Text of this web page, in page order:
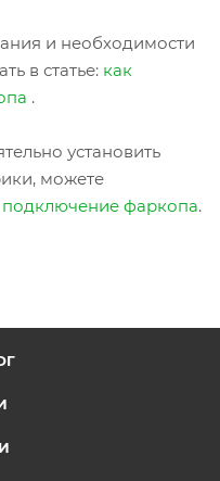
и необходимости
в статье: как
.
установить
можете
подключение фаркопа.